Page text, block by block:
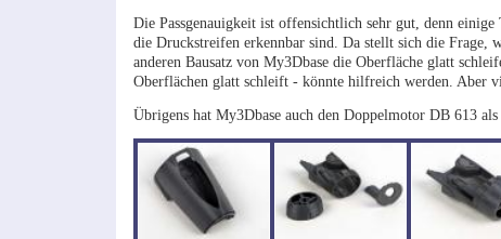
Die Passgenauigkeit ist offensichtlich sehr gut, denn einige
die Druckstreifen erkennbar sind. Da stellt sich die Frage,
anderen Bausatz von My3Dbase die Oberfläche glatt
Oberflächen glatt schleift - könnte hilfreich werden. Aber
Übrigens hat My3Dbase auch den Doppelmotor DB 613